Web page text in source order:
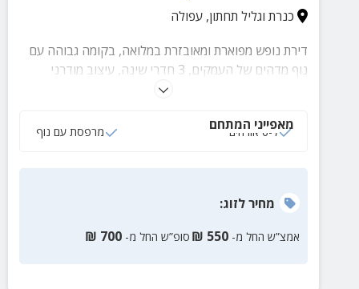
כנרת וגליל תחתון,עפולה
דירת נופש מפוארת ומאובזרת במלואה, בקומה גבוהה עם
נוף מדהים של העמקים, 3 חדרי שינה, עיצוב מודרני
וריהוט יוקרתי. אצלינו נופשים בראש שקט.
מאפייני המתחם
ל-6 אורחים מרפסת עם נוף
מחירלזוג:
אמצ”ש החל מ- 550
₪ סופ”ש החל מ- 700
₪